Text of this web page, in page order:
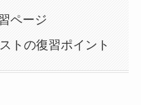
ページ
トの復習ポイント